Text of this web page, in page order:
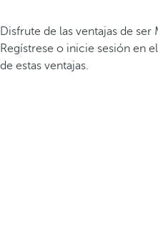
Disfrute de las ventajas de ser
Regístrese o inicie sesión en
de estas ventajas.